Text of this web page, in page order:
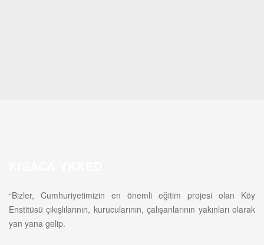
“Bizler, Cumhuriyetimizin en önemli eğitim projesi olan Köy
Enstitüsü çıkışlılarının, kurucularının, çalışanlarının yakınları olarak
yan yana gelip.